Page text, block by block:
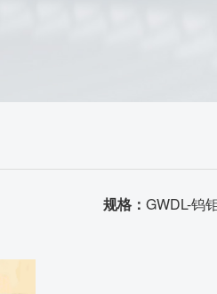
规格： GWDL-钨